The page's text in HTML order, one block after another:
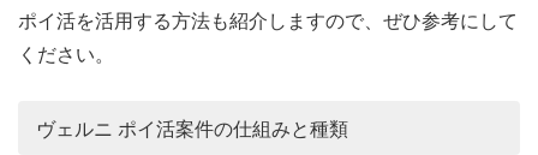
ポイ活を活用する方法も紹介しますので、ぜひ参考にして
ください。
ヴェルニ ポイ活案件の仕組みと種類